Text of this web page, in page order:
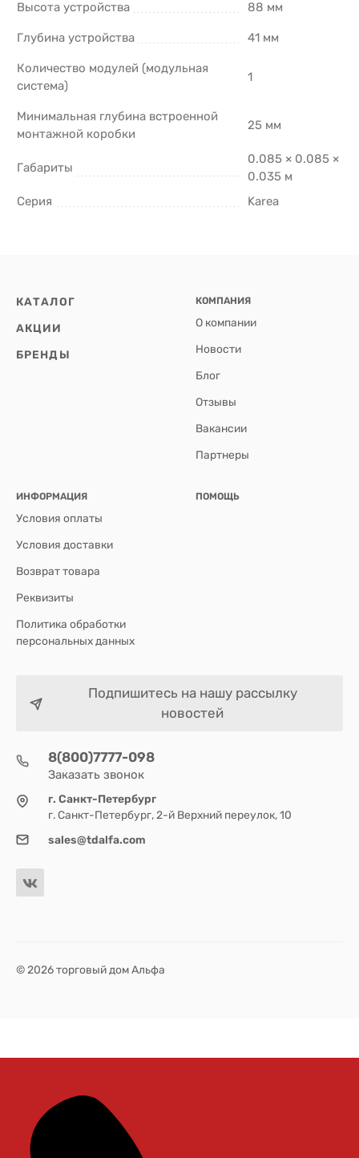
Высота устройства 88 мм
Глубина устройства 41 мм
Количество модулей (модульная
система)
1
Минимальная глубина встроенной
монтажной коробки
25 мм
Габариты
0.085 × 0.085 ×
0.035 м
Серия
Karea
КАТАЛОГ
АКЦИИ
БРЕНДЫ
КОМПАНИЯ
О компании
Новости
Блог
Отзывы
Вакансии
Партнеры
ИНФОРМАЦИЯ
Условия оплаты
Условия доставки
Возврат товара
Реквизиты
Политика обработки
персональных данных
ПОМОЩЬ
Подпишитесь на нашу рассылку
новостей
8(800)7777-098
Заказать звонок
г. Санкт-Петербург
г. Санкт-Петербург, 2-й Верхний переулок, 10
sales@tdalfa.com
© 2026 торговый дом Альфа